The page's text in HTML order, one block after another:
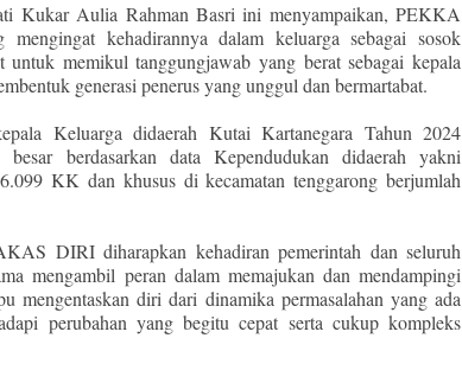
Kukar Aulia Rahman Basri ini menyampaikan, PEKKA
kehadirannya dalam keluarga sebagai sosok
untuk memikul tanggungjawab yang berat sebagai kepala
generasi penerus yang unggul dan bermartabat.
Keluarga didaerah Kutai Kartanegara Tahun 2024
berdasarkan data Kependudukan didaerah yakni
KK dan khusus di kecamatan tenggarong berjumlah
DIRI diharapkan kehadiran pemerintah dan seluruh
mengambil peran dalam memajukan dan mendampingi
mengentaskan diri dari dinamika permasalahan yang ada
perubahan yang begitu cepat serta cukup kompleks